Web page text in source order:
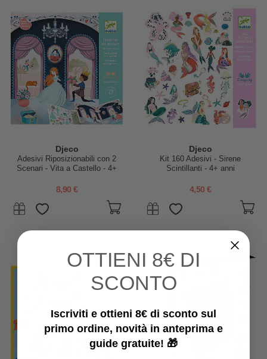
Djeco
Adesivi Riposizionabili con 2
Scenari - Vita a Castello - 4+
8,90 €
Djeco
Kit 160 Adesivi - Sirene
Scintillanti - 4+ anni
4,50 €
OTTIENI 8€ DI
SCONTO
Iscriviti e ottieni 8€ di sconto sul
primo ordine, novità in anteprima e
guide gratuite! 🎁